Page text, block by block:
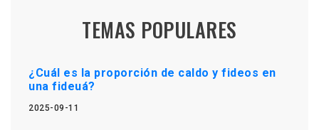
TEMAS POPULARES
¿Cuál es la proporción de caldo y fideos en
una fideuá?
2025-09-11